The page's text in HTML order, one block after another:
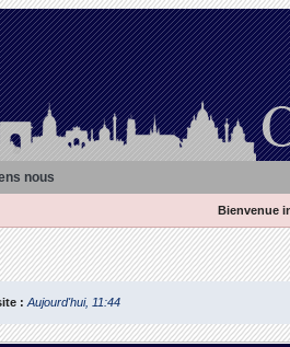
nous
Bienvenue
: Aujourd'hui, 11:44